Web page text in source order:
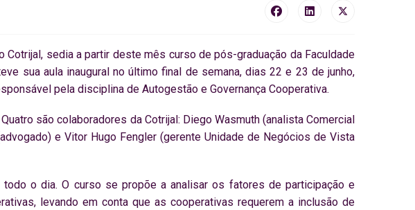
sedia a partir deste mês curso de pós-graduação da Faculdade
sua aula inaugural no último final de semana, dias 22 e 23 de junho,
pela disciplina de Autogestão e Governança Cooperativa.
são colaboradores da Cotrijal: Diego Wasmuth (analista Comercial
e Vitor Hugo Fengler (gerente Unidade de Negócios de Vista
o dia. O curso se propõe a analisar os fatores de participação e
levando em conta que as cooperativas requerem a inclusão de